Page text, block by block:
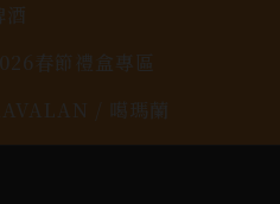
酒
春節禮盒專區
/ 噶瑪蘭